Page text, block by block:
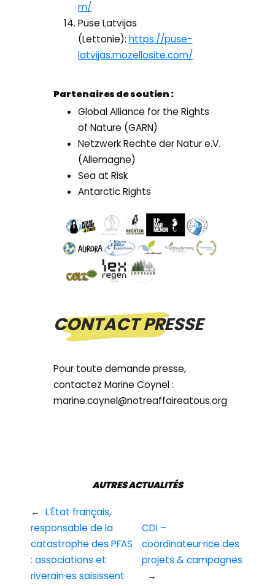
m/
Puse Latvijas
(Lettonie):https://puse-
latvijas.mozellosite.com/
Partenaires de soutien :
Global Alliance for the Rights
of Nature (GARN)
Netzwerk Rechte der Natur e.V.
(Allemagne)
Sea at Risk
Antarctic Rights
CONTACT PRESSE
Pour toute demande presse,
contactez Marine Coynel :
marine.coynel@notreaffaireatous.org
← L’État français,
responsable de la
catastrophe des PFAS
: associations et
riverain·es saisissent
AUTRES ACTUALITÉS
CDI –
coordinateur·rice des
projets & campagnes
→